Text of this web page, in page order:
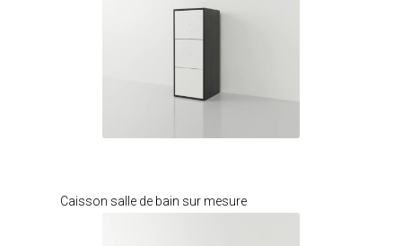
Caisson salle de bain sur mesure